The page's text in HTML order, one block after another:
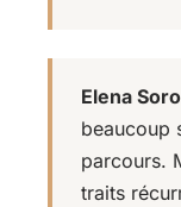
Elena
beaucoup
parcours.
traits